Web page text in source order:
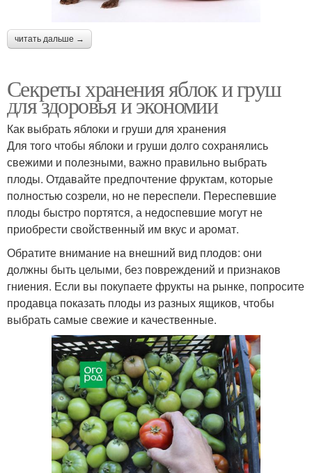
читать дальше →
Секреты хранения яблок и груш
для здоровья и экономии
Как выбрать яблоки и груши для хранения
Для того чтобы яблоки и груши долго сохранялись
свежими и полезными, важно правильно выбрать
плоды. Отдавайте предпочтение фруктам, которые
полностью созрели, но не переспели. Переспевшие
плоды быстро портятся, а недоспевшие могут не
приобрести свойственный им вкус и аромат.
Обратите внимание на внешний вид плодов: они
должны быть целыми, без повреждений и признаков
гниения. Если вы покупаете фрукты на рынке, попросите
продавца показать плоды из разных ящиков, чтобы
выбрать самые свежие и качественные.